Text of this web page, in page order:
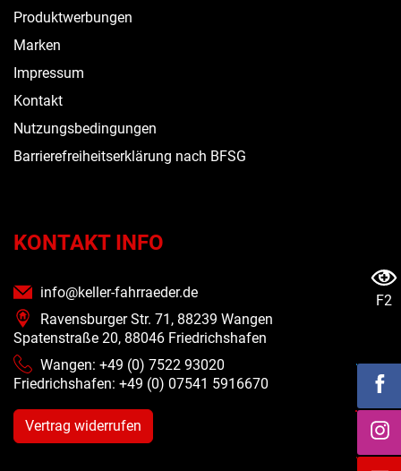
Produktwerbungen
Marken
Impressum
Kontakt
Nutzungsbedingungen
Barrierefreiheitserklärung nach BFSG
KONTAKT INFO
info@keller-fahrraeder.de
Ravensburger Str. 71, 88239 Wangen
Spatenstraße 20, 88046 Friedrichshafen
Wangen: +49 (0) 7522 93020
Friedrichshafen: +49 (0) 07541 5916670
Vertrag widerrufen
F2